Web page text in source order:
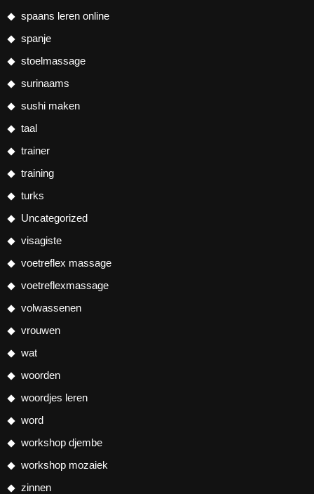
spaans leren online
spanje
stoelmassage
surinaams
sushi maken
taal
trainer
training
turks
Uncategorized
visagiste
voetreflex massage
voetreflexmassage
volwassenen
vrouwen
wat
woorden
woordjes leren
word
workshop djembe
workshop mozaiek
zinnen